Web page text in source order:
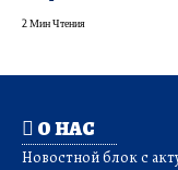
2 Мин Чтения
О НАС
Новостной блок с